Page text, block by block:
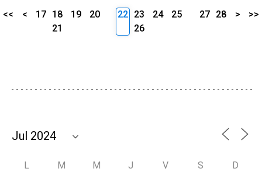
<< < 17 18 19
20
21
22 23 24
25
26
27 28 > >>
L M M J V S D